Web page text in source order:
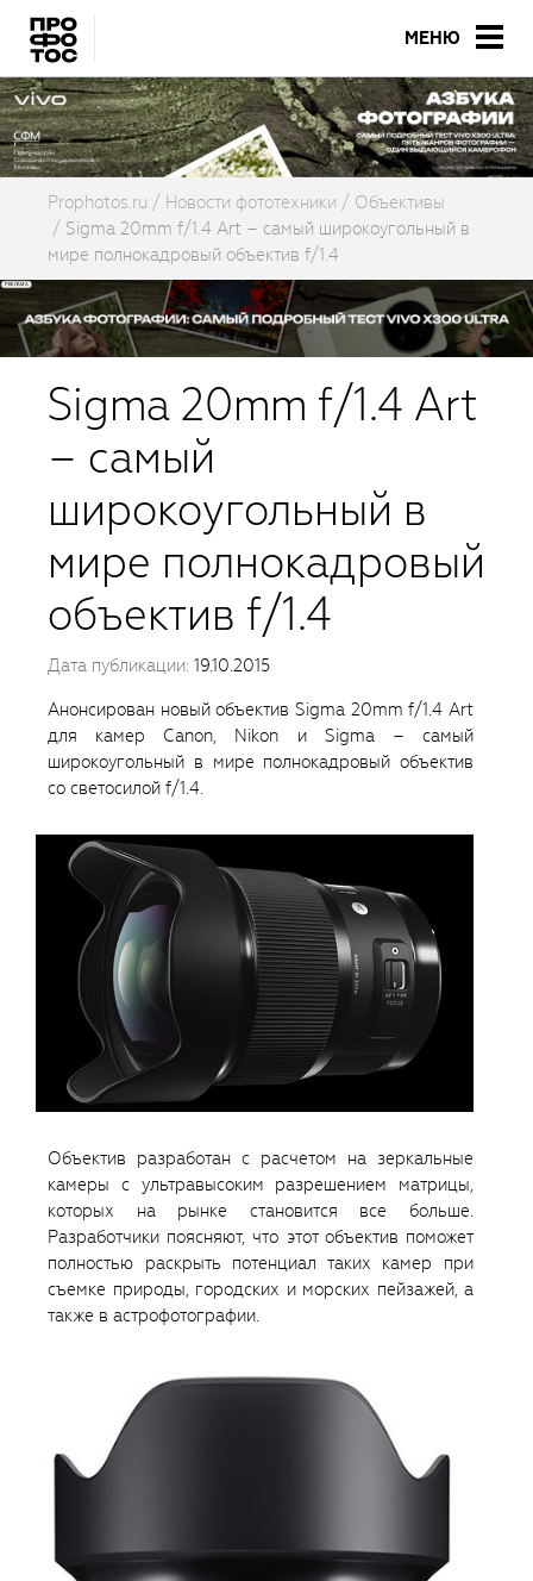
МЕНЮ
Prophotos.ru Новости фототехники
Объективы
Sigma 20mm f/1.4 Art – самый широкоугольный в
мире полнокадровый объектив f/1.4
Sigma 20mm f/1.4 Art
– самый
широкоугольный в
мире полнокадровый
объектив f/1.4
Дата публикации: 19.10.2015
Анонсирован новый объектив Sigma 20mm f/1.4 Art
для камер Canon, Nikon и Sigma – самый
широкоугольный в мире полнокадровый объектив
со светосилой f/1.4.
Объектив разработан с расчетом на зеркальные
камеры с ультравысоким разрешением матрицы,
которых на рынке становится все больше.
Разработчики поясняют, что этот объектив поможет
полностью раскрыть потенциал таких камер при
съемке природы, городских и морских пейзажей, а
также в астрофотографии.